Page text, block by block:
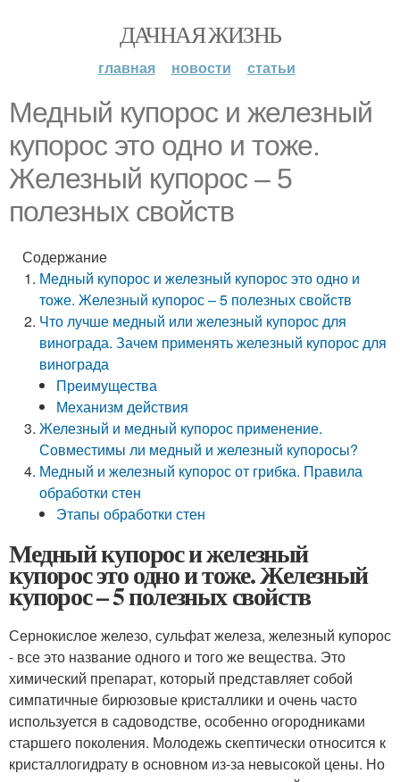
ДАЧНАЯ ЖИЗНЬ
главная новости статьи
Медный купорос и железный
купорос это одно и тоже.
Железный купорос – 5
полезных свойств
Содержание
Медный купорос и железный купорос это одно и
тоже. Железный купорос – 5 полезных свойств
Что лучше медный или железный купорос для
винограда. Зачем применять железный купорос для
винограда
Преимущества
Механизм действия
Железный и медный купорос применение.
Совместимы ли медный и железный купоросы?
Медный и железный купорос от грибка. Правила
обработки стен
Этапы обработки стен
Медный купорос и железный
купорос это одно и тоже. Железный
купорос – 5 полезных свойств
Сернокислое железо, сульфат железа, железный купорос
- все это название одного и того же вещества. Это
химический препарат, который представляет собой
симпатичные бирюзовые кристаллики и очень часто
используется в садоводстве, особенно огородниками
старшего поколения. Молодежь скептически относится к
кристаллогидрату в основном из-за невысокой цены. Но